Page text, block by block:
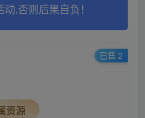
,否则后果自负！
资源
已售 2